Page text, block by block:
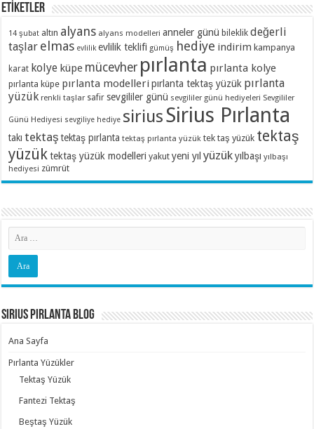
ETİKETLER
14 şubat altın alyans alyans modelleri anneler günü bileklik değerli
taşlar elmas evlilik evlilik teklifi gümüş hediye indirim kampanya
karat kolye küpe mücevher pırlanta pırlanta kolye
pırlanta küpe pırlanta modelleri pırlanta tektaş yüzük pırlanta
yüzük renkli taşlar safir sevgililer günü sevgililer günü hediyeleri Sevgililer
Günü Hediyesi sevgiliye hediye siriusSirius Pırlanta
takı tektaş tektaş pırlanta tektaş pırlanta yüzük tek taş yüzük tektaş
yüzük tektaş yüzük modelleri yakut yeni yıl yüzük yılbaşı yılbaşı
hediyesi zümrüt
Sirius Pırlanta Blog
Ana Sayfa
Pırlanta Yüzükler
Tektaş Yüzük
Fantezi Tektaş
Beştaş Yüzük